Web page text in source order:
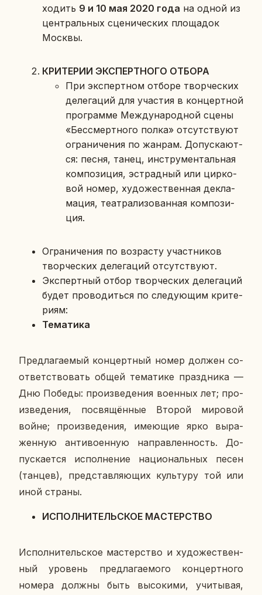
хо­дить 9 и 10 мая 2020 года на одной из
цен­траль­ных сце­ни­че­ских пло­ща­док
Москвы.
КРИ­ТЕ­РИИ ЭКС­ПЕРТ­НО­ГО ОТБОРА
При экс­перт­ном отборе твор­че­ских
де­ле­га­ций для уча­стия в кон­церт­ной
про­грам­ме Меж­ду­на­род­ной сцены
«Бес­смерт­но­го полка» от­сут­ству­ют
огра­ни­че­ния по жанрам. До­пус­ка­ют­
ся: песня, танец, ин­стру­мен­таль­ная
ком­по­зи­ция, эст­рад­ный или цир­ко­
вой номер, ху­до­же­ствен­ная де­кла­
ма­ция, те­ат­ра­ли­зо­ван­ная ком­по­зи­
ция.
Огра­ни­че­ния по воз­рас­ту участ­ни­ков
твор­че­ских де­ле­га­ций от­сут­ству­ют.
Экс­перт­ный отбор твор­че­ских де­ле­га­ций
будет про­во­дить­ся по сле­ду­ю­щим кри­те­
ри­ям:
Те­ма­ти­ка
Пред­ла­га­е­мый кон­церт­ный номер должен со­
от­вет­ство­вать общей те­ма­ти­ке празд­ни­ка —
Дню Победы: про­из­ве­де­ния во­ен­ных лет; про­
из­ве­де­ния, по­свя­щён­ные Второй ми­ро­вой
войне; про­из­ве­де­ния, име­ю­щие ярко вы­ра­
жен­ную ан­ти­во­ен­ную на­прав­лен­ность. До­
пус­ка­ет­ся ис­пол­не­ние на­ци­о­наль­ных песен
(танцев), пред­став­ля­ю­щих куль­ту­ру той или
иной страны.
ИС­ПОЛ­НИ­ТЕЛЬ­СКОЕ МА­СТЕР­СТВО
Ис­пол­ни­тель­ское ма­стер­ство и ху­до­же­ствен­
ный уро­вень пред­ла­га­е­мо­го кон­церт­но­го
номера должны быть вы­со­ки­ми, учи­ты­вая,